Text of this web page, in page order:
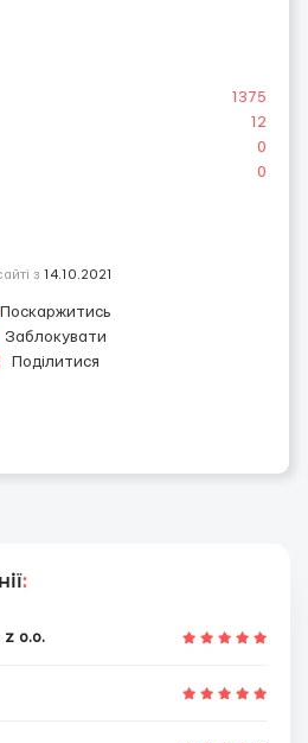
1375
12
0
0
з 14.10.2021
Поскаржитись
Заблокувати
Поділитися
:
z o.o.